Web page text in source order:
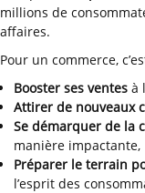
millions de
affaires.
Pour un commerce,
Booster ses ventes à
Attirer de nouveaux
Se démarquer de la
manière impactante,
Préparer le terrain
l’esprit des